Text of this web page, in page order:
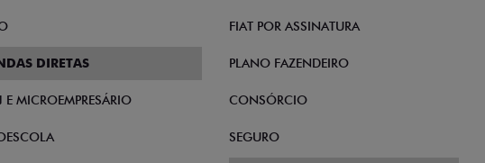
DIRETAS
E MICROEMPRESÁRIO
FIAT POR ASSINATURA
PLANO FAZENDEIRO
CONSÓRCIO
SEGURO